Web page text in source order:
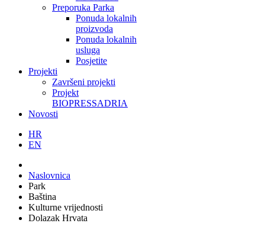
Preporuka Parka
Ponuda lokalnih
proizvoda
Ponuda lokalnih
usluga
Posjetite
Projekti
Završeni projekti
Projekt
BIOPRESSADRIA
Novosti
HR
EN
Naslovnica
Park
Baština
Kulturne vrijednosti
Dolazak Hrvata